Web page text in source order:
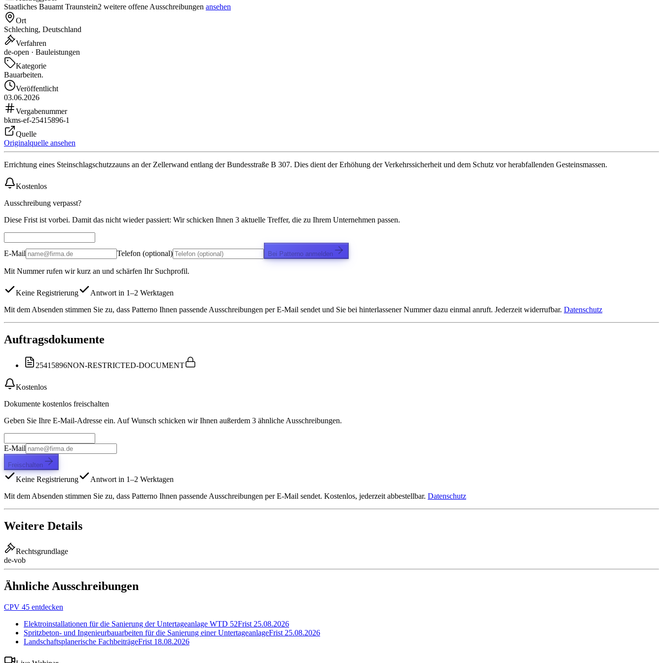
Staatliches Bauamt Traunstein2 weitere offene Ausschreibungen ansehen
Ort
Schleching, Deutschland
Verfahren
de-open · Bauleistungen
Kategorie
Bauarbeiten.
Veröffentlicht
03.06.2026
Vergabenummer
bkms-ef-25415896-1
Quelle
Originalquelle ansehen
Errichtung eines Steinschlagschutzzauns an der Zellerwand entlang der Bundesstraße B 307. Dies dient der Erhöhung der Verkehrssicherheit und dem Schutz vor herabfallenden Gesteinsmassen.
Kostenlos
Ausschreibung verpasst?
Diese Frist ist vorbei. Damit das nicht wieder passiert: Wir schicken Ihnen 3 aktuelle Treffer, die zu Ihrem Unternehmen passen.
E-Mail Telefon (optional) Bei Patterno anmelden
Mit Nummer rufen wir kurz an und schärfen Ihr Suchprofil.
Keine Registrierung
Antwort in 1–2 Werktagen
Mit dem Absenden stimmen Sie zu, dass Patterno Ihnen passende Ausschreibungen per E-Mail sendet und Sie bei hinterlassener Nummer dazu einmal anruft. Jederzeit widerrufbar. Datenschutz
Auftragsdokumente
25415896NON-RESTRICTED-DOCUMENT
Kostenlos
Dokumente kostenlos freischalten
Geben Sie Ihre E-Mail-Adresse ein. Auf Wunsch schicken wir Ihnen außerdem 3 ähnliche Ausschreibungen.
E-Mail
Freischalten
Keine Registrierung
Antwort in 1–2 Werktagen
Mit dem Absenden stimmen Sie zu, dass Patterno Ihnen passende Ausschreibungen per E-Mail sendet. Kostenlos, jederzeit abbestellbar. Datenschutz
Weitere Details
Rechtsgrundlage
de-vob
Ähnliche Ausschreibungen
CPV 45 entdecken
Elektroinstallationen für die Sanierung der Untertageanlage WTD 52Frist 25.08.2026
Spritzbeton- und Ingenieurbauarbeiten für die Sanierung einer UntertageanlageFrist 25.08.2026
Landschaftsplanerische FachbeiträgeFrist 18.08.2026